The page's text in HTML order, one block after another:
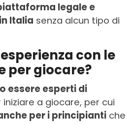
legale e
Italia senza alcun tipo di
con le
per giocare?
essere esperti di
a giocare, per cui
per i principiantiche